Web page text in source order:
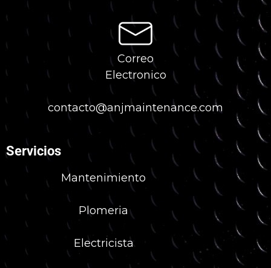
Correo
Electronico
contacto@anjmaintenance.com
Servicios
Mantenimiento
Plomeria
Electricista